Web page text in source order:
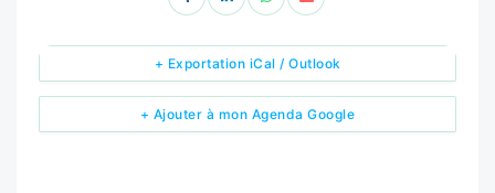
+ Ajouter à mon Agenda Google
+ Exportation iCal / Outlook